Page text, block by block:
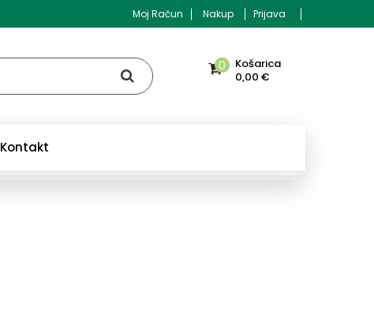
Moj Račun Nakup Prijava
Košarica
0
0,00 €
Kontakt